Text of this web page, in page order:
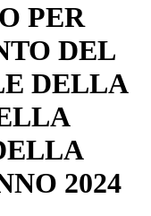
PER
DEL
DELLA
2024